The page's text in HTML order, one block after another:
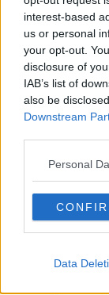
interest-based
us or personal
your opt-out.
disclosure of
IAB’s list of
also be
Downstream
Personal
Data
Non hanno un
​Tutta una
​Cose che ci
​Vespa che
​Lasciate ai
​Parole d’amore
​Essere genitori
​Giornata del
​Venerdì
Ma ti ascolti?
Contornati di
Non dare niente
Che cos’è la
​Nuovi arrivi!
​Iniziamo l’anno